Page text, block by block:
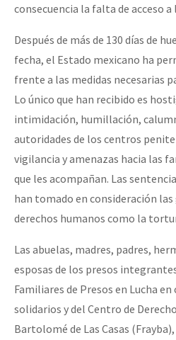
consecuencia la falta de acceso a
Después de más de 130 días de
fecha, el Estado mexicano ha
frente a las medidas necesarias
Lo único que han recibido es
intimidación, humillación,
autoridades de los centros
vigilancia y amenazas hacia las
que les acompañan. Las
han tomado en consideración las
derechos humanos como la
Las abuelas, madres, padres,
esposas de los presos
Familiares de Presos en Lucha
solidarios y del Centro de
Bartolomé de Las Casas